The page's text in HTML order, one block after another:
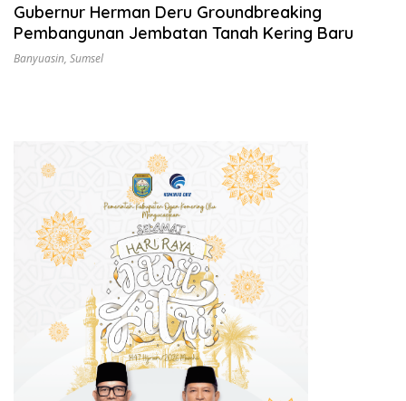
Gubernur Herman Deru Groundbreaking
Pembangunan Jembatan Tanah Kering Baru
Banyuasin, Sumsel